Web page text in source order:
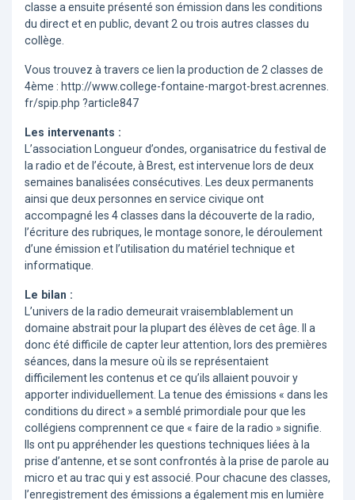
classe a ensuite présenté son émission dans les conditions
du direct et en public, devant 2 ou trois autres classes du
collège.
Vous trouvez à travers ce lien la production de 2 classes de
4ème : http://www.college-fontaine-margot-brest.acrennes.
fr/spip.php ?article847
Les intervenants :
L’association Longueur d’ondes, organisatrice du festival de
la radio et de l’écoute, à Brest, est intervenue lors de deux
semaines banalisées consécutives. Les deux permanents
ainsi que deux personnes en service civique ont
accompagné les 4 classes dans la découverte de la radio,
l’écriture des rubriques, le montage sonore, le déroulement
d’une émission et l’utilisation du matériel technique et
informatique.
Le bilan :
L’univers de la radio demeurait vraisemblablement un
domaine abstrait pour la plupart des élèves de cet âge. Il a
donc été difficile de capter leur attention, lors des premières
séances, dans la mesure où ils se représentaient
difficilement les contenus et ce qu’ils allaient pouvoir y
apporter individuellement. La tenue des émissions « dans les
conditions du direct » a semblé primordiale pour que les
collégiens comprennent ce que « faire de la radio » signifie.
Ils ont pu appréhender les questions techniques liées à la
prise d’antenne, et se sont confrontés à la prise de parole au
micro et au trac qui y est associé. Pour chacune des classes,
l’enregistrement des émissions a également mis en lumière